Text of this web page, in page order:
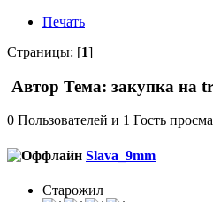
Печать
Страницы: [1]
Автор Тема: закупка на
0 Пользователей и 1 Гость
Slava_9mm
Старожил